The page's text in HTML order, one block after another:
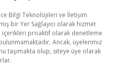
Bilgi Teknolojileri ve İletişim
bir Yer Sağlayıcı olarak hizmet
proaktif olarak denetleme
Ancak, üyelerimiz
taşımakta olup, siteye üye olarak